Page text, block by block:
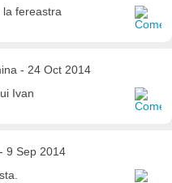
la fereastra
- 24 Oct 2014
Ivan
9 Sep 2014